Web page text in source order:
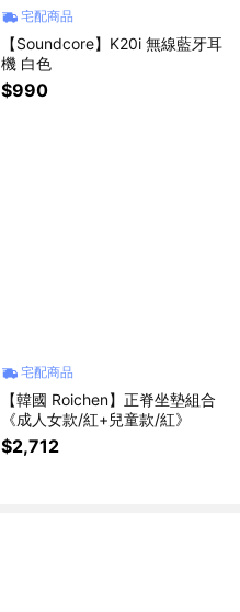
宅配商品
【Soundcore】K20i 無線藍牙耳
機 白色
$990
宅配商品
【韓國 Roichen】正脊坐墊組合
《成人女款/紅+兒童款/紅》
$2,712